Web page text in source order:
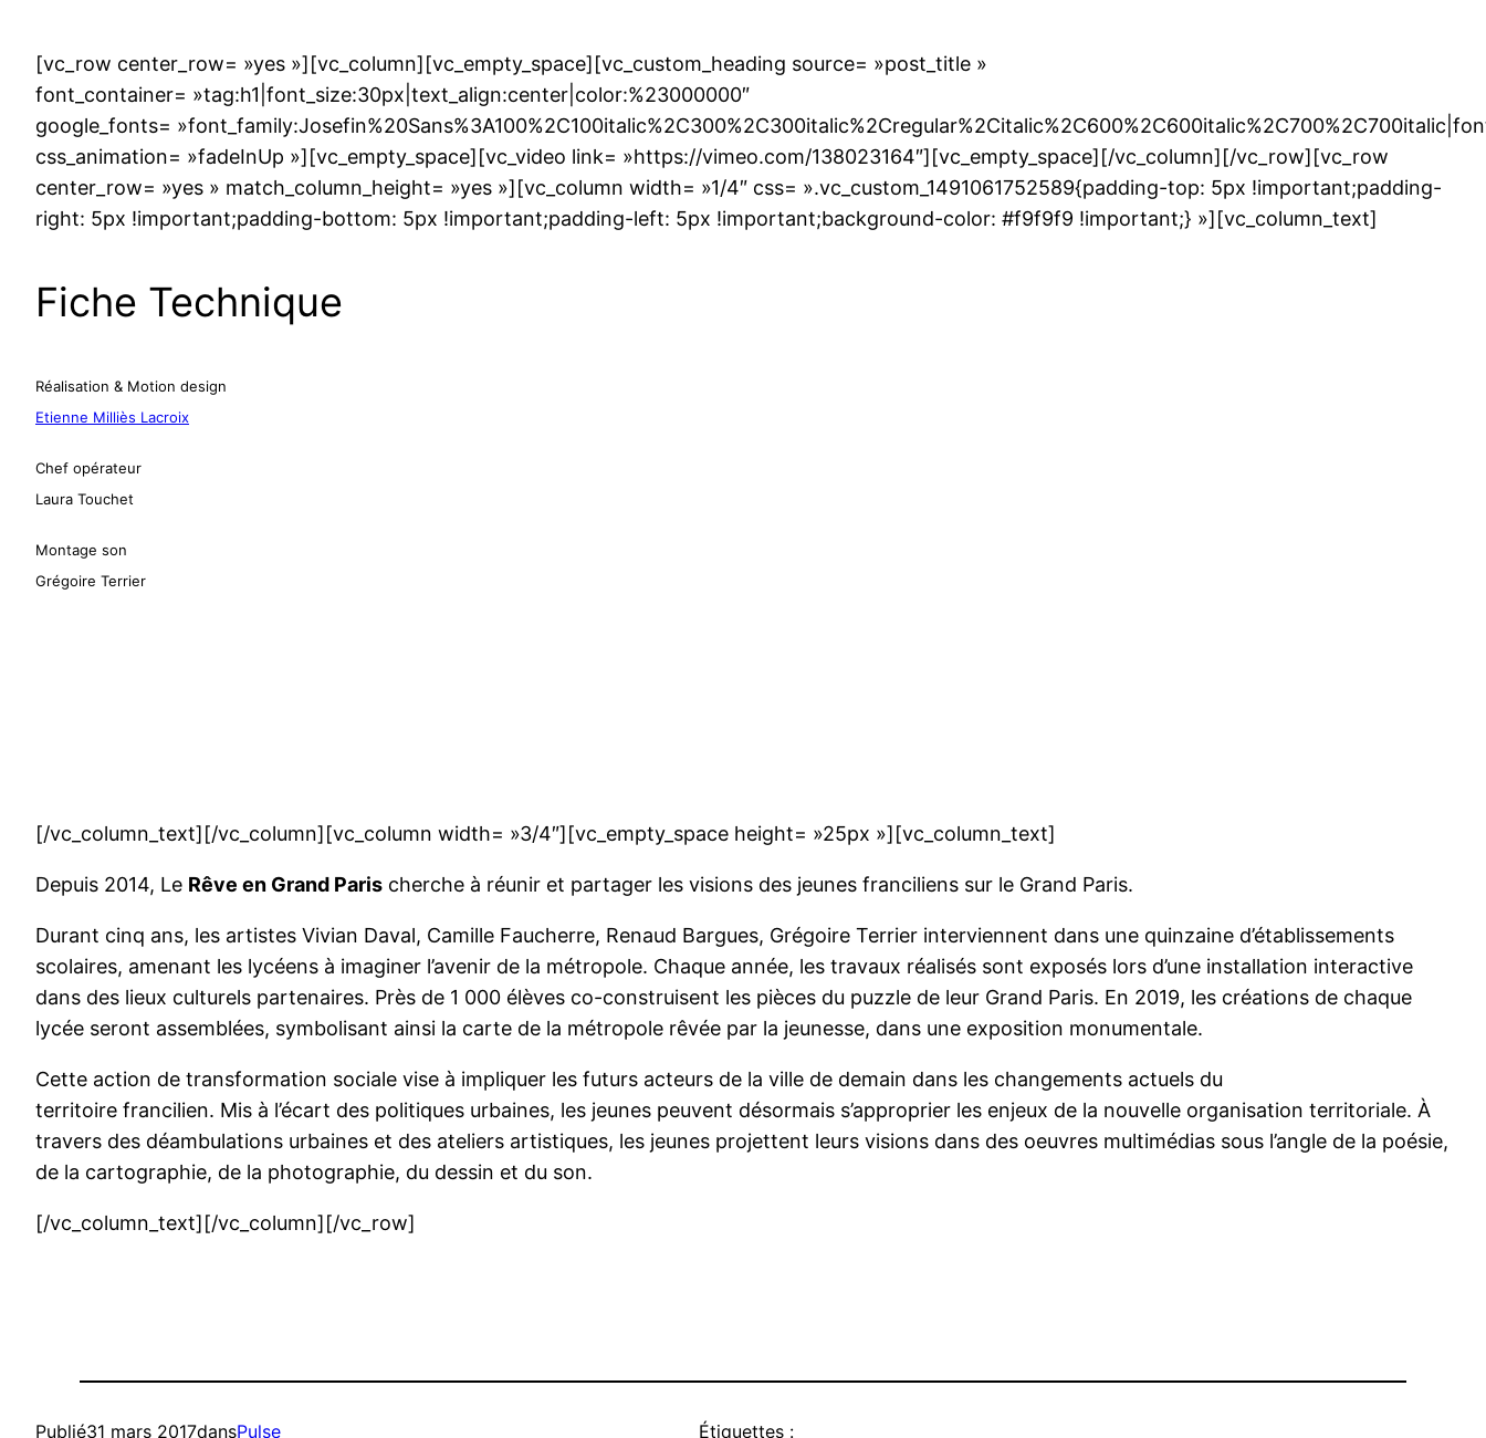
[vc_row center_row= »yes »][vc_column][vc_empty_space][vc_custom_heading source= »post_title »
font_container= »tag:h1|font_size:30px|text_align:center|color:%23000000″
google_fonts=
css_animation= »fadeInUp »][vc_empty_space][vc_video link= »https://vimeo.com/138023164″][vc_empty_space][/vc_column][/vc_row][vc_row
center_row= »yes » match_column_height= »yes »][vc_column width= »1/4″ css= ».vc_custom_1491061752589{padding-top: 5px !important;padding-
right: 5px !important;padding-bottom: 5px !important;padding-left: 5px !important;background-color: #f9f9f9 !important;} »][vc_column_text]
Fiche Technique
Réalisation & Motion design
Etienne Milliès Lacroix
Chef opérateur
Laura Touchet
Montage son
Grégoire Terrier
[/vc_column_text][/vc_column][vc_column width= »3/4″][vc_empty_space height= »25px »][vc_column_text]
Depuis 2014, Le Rêve en Grand Paris cherche à réunir et partager les visions des jeunes franciliens sur le Grand Paris.
Durant cinq ans, les artistes Vivian Daval, Camille Faucherre, Renaud Bargues, Grégoire Terrier interviennent dans une quinzaine d’établissements
scolaires, amenant les lycéens à imaginer l’avenir de la métropole. Chaque année, les travaux réalisés sont exposés lors d’une installation interactive
dans des lieux culturels partenaires. Près de 1 000 élèves co-construisent les pièces du puzzle de leur Grand Paris. En 2019, les créations de chaque
lycée seront assemblées, symbolisant ainsi la carte de la métropole rêvée par la jeunesse, dans une exposition monumentale.
Cette action de transformation sociale vise à impliquer les futurs acteurs de la ville de demain dans les changements actuels du
territoire francilien. Mis à l’écart des politiques urbaines, les jeunes peuvent désormais s’approprier les enjeux de la nouvelle organisation territoriale. À
travers des déambulations urbaines et des ateliers artistiques, les jeunes projettent leurs visions dans des oeuvres multimédias sous l’angle de la poésie,
de la cartographie, de la photographie, du dessin et du son.
[/vc_column_text][/vc_column][/vc_row]
Publié31 mars 2017dansPulse Étiquettes :